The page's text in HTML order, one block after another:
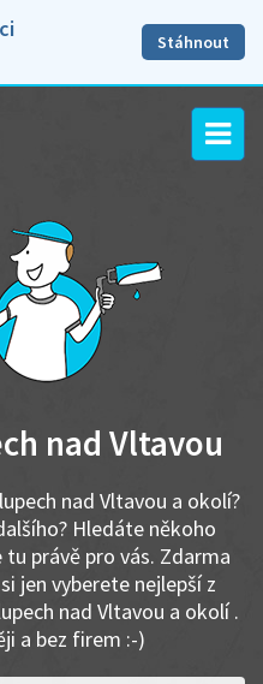
Stáhnout
nad Vltavou
nad Vltavou a okolí?
Hledáte někoho
právě pro vás. Zdarma
jen vyberete nejlepší z
nad Vltavou a okolí .
a bez firem :-)